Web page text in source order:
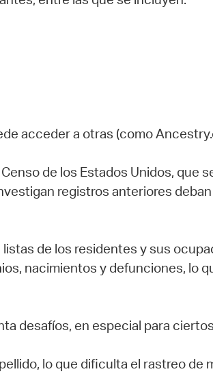
acceder a otras (como
de los Estados Unidos, que
registros anteriores
de los residentes y sus
nacimientos y defunciones, lo
desafíos, en especial para
lo que dificulta el rastreo de